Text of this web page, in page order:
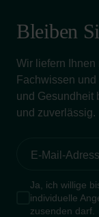
Bleiben
Wir liefern
Fachwissen
und Gesundheit
und zuverlässig.
Ja, ich willige
individuelle
zusenden darf.